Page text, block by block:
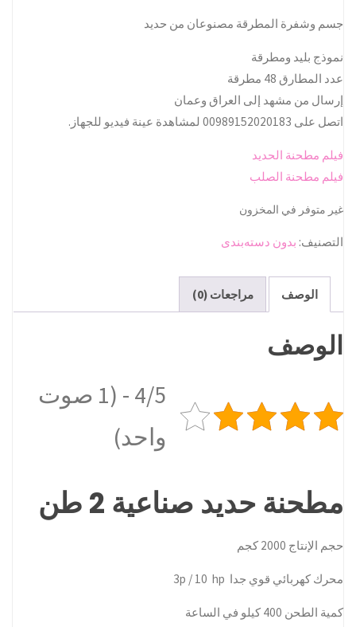
جسم وشفرة المطرقة مصنوعان من حدید
نموذج بليد ومطرقة
عدد المطارق 48 مطرقة
إرسال من مشهد إلى العراق وعمان
اتصل على 00989152020183 لمشاهدة عينة فيديو للجهاز.
فيلم مطحنة الحديد
فيلم مطحنة الصلب
غير متوفر في المخزون
التصنيف: بدون دسته‌بندی
الوصف مراجعات (0)
الوصف
4/5 - (1 صوت
واحد)
مطحنة حديد صناعية 2 طن
حجم الإنتاج 2000 كجم
محرك كهربائي قوي جدا 3p / 10 hp
كمية الطحن 400 كيلو في الساعة